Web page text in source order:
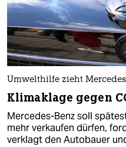
Umwelthilfe zieht
Klimaklage gegen
Mercedes-Benz soll
mehr verkaufen dürfen,
verklagt den Autobauer